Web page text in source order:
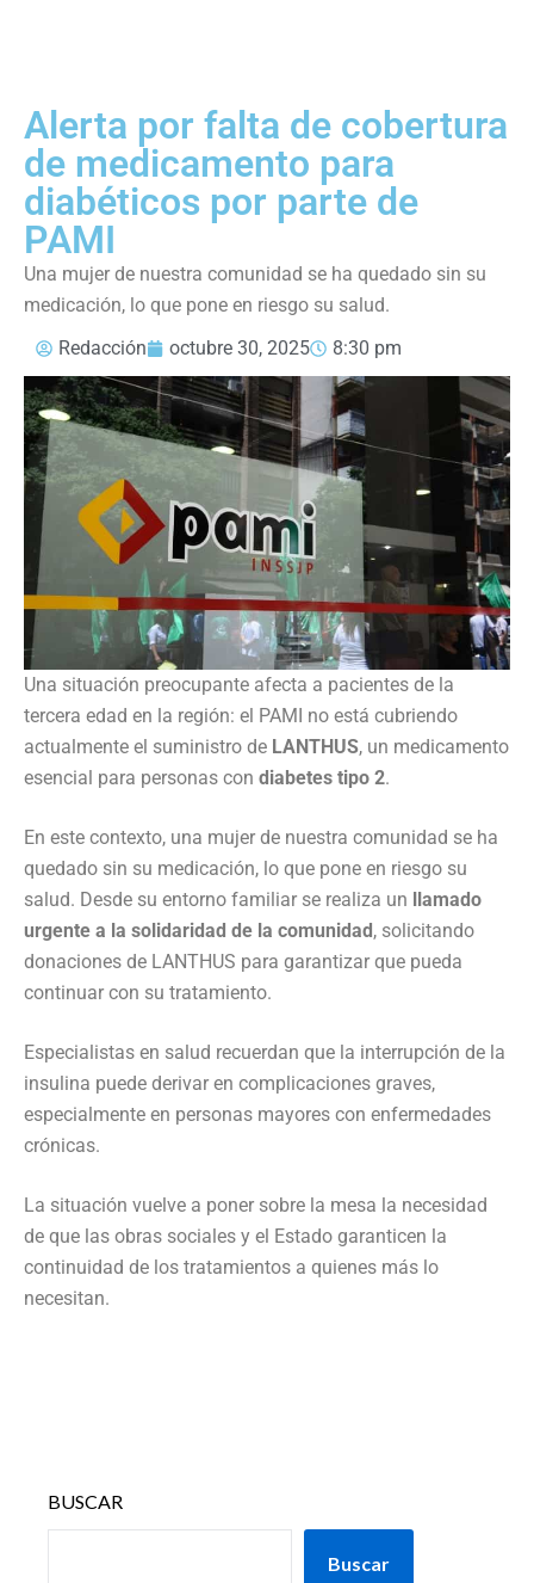
Alerta por falta de cobertura
de medicamento para
diabéticos por parte de
PAMI
Una mujer de nuestra comunidad se ha quedado sin su
medicación, lo que pone en riesgo su salud.
Redacción
octubre 30, 2025 8:30 pm
Una situación preocupante afecta a pacientes de la
tercera edad en la región: el PAMI no está cubriendo
actualmente el suministro de LANTHUS, un medicamento
esencial para personas con diabetes tipo 2.
En este contexto, una mujer de nuestra comunidad se ha
quedado sin su medicación, lo que pone en riesgo su
salud. Desde su entorno familiar se realiza un llamado
urgente a la solidaridad de la comunidad, solicitando
donaciones de LANTHUS para garantizar que pueda
continuar con su tratamiento.
Especialistas en salud recuerdan que la interrupción de la
insulina puede derivar en complicaciones graves,
especialmente en personas mayores con enfermedades
crónicas.
La situación vuelve a poner sobre la mesa la necesidad
de que las obras sociales y el Estado garanticen la
continuidad de los tratamientos a quienes más lo
necesitan.
BUSCAR
Buscar